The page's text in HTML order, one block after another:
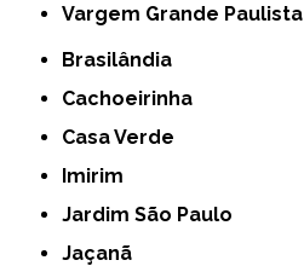
Vargem Grande Paulista
Brasilândia
Cachoeirinha
Casa Verde
Imirim
Jardim São Paulo
Jaçanã